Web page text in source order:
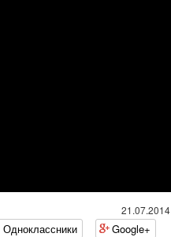
21.07.2014
Одноклассники Google+